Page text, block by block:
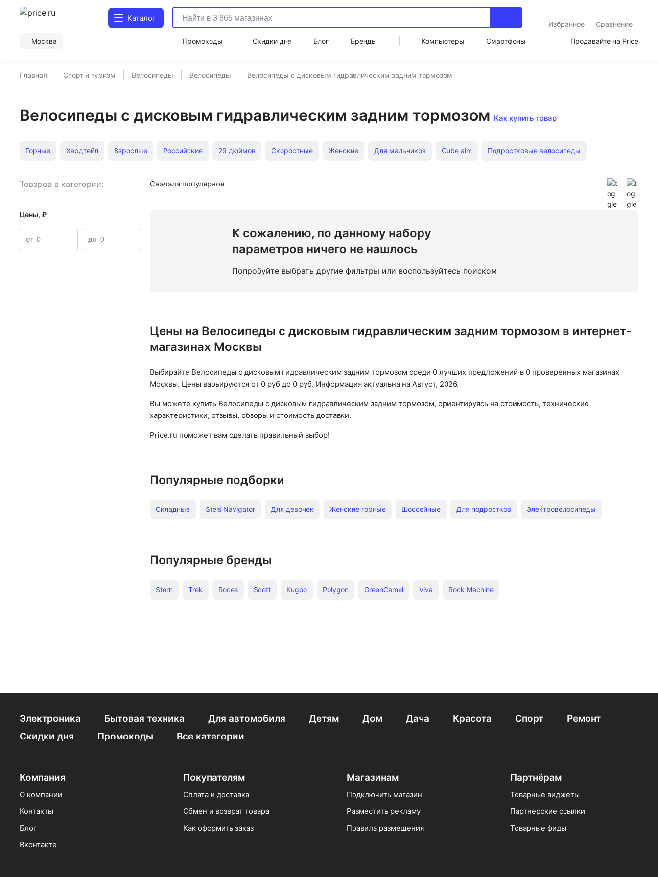
Каталог
Избранное
Сравнение
Москва
Промокоды Скидки дня Блог Бренды Компьютеры Смартфоны Продавайте на Price
Главная Спорт и туризм Велосипеды Велосипеды Велосипеды с дисковым гидравлическим задним тормозом
Велосипеды с дисковым гидравлическим задним тормозом Как купить товар
Горные Хардтейл Взрослые Российские 29 дюймов Скоростные Женские Для мальчиков Cube aim Подростковые велосипеды
Велосипеды от года Велосипеды от 3 лет Велосипеды от 2 лет Для девочек Stern
Товаров в категории:
Цены, ₽
от до
Сначала популярное
К сожалению, по данному набору
параметров ничего не нашлось
Попробуйте выбрать другие фильтры или воспользуйтесь поиском
Цены на Велосипеды с дисковым гидравлическим задним тормозом в интернет-
магазинах Москвы
Выбирайте Велосипеды с дисковым гидравлическим задним тормозом среди 0 лучших предложений в 0 проверенных магазинах
Москвы. Цены варьируются от 0 руб до 0 руб. Информация актуальна на Август, 2026.
Вы можете купить Велосипеды с дисковым гидравлическим задним тормозом, ориентируясь на стоимость, технические
характеристики, отзывы, обзоры и стоимость доставки.
Price.ru поможет вам сделать правильный выбор!
Популярные подборки
Складные Stels Navigator Для девочек Женские горные Шоссейные Для подростков Электровелосипеды
Горные CUBE Велосипеды от 5 лет
Популярные бренды
Stern Trek Roces Scott Kugoo Polygon GreenCamel Viva Rock Machine
Электроника Бытовая техника Для автомобиля Детям Дом Дача Красота Спорт
Ремонт
Скидки дня
Промокоды Все категории
Компания
О компании
Контакты
Блог
Вконтакте
Покупателям
Оплата и доставка
Обмен и возврат товара
Как оформить заказ
Магазинам
Подключить магазин
Разместить рекламу
Правила размещения
Партнёрам
Товарные виджеты
Партнерские ссылки
Товарные фиды